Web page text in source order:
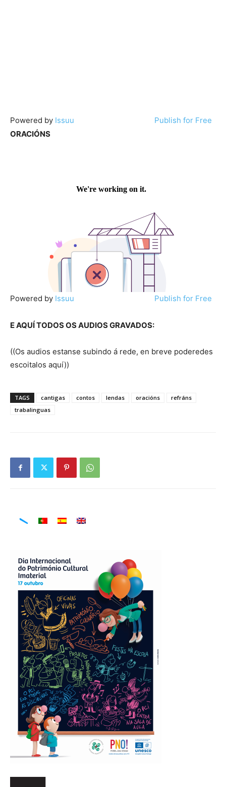
Powered by Issuu
Publish for Free
ORACIÓNS
Powered by Issuu Publish for Free
E AQUÍ TODOS OS AUDIOS GRAVADOS:
((Os audios estanse subindo á rede, en breve poderedes
escoitalos aquí))
TAGS cantigas contos lendas oracións
refráns
trabalinguas